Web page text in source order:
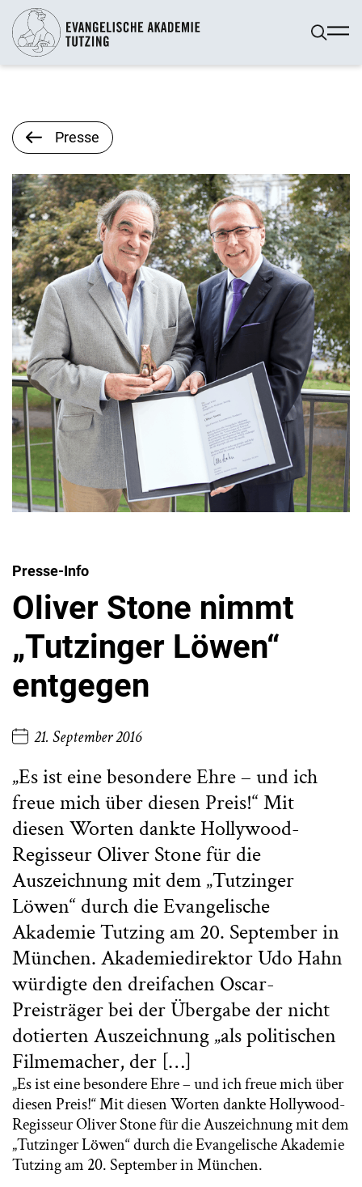
Presse
Presse-Info
Oliver Stone nimmt
„Tutzinger Löwen“
entgegen
21. September 2016
„Es ist eine besondere Ehre – und ich
freue mich über diesen Preis!“ Mit
diesen Worten dankte Hollywood-
Regisseur Oliver Stone für die
Auszeichnung mit dem „Tutzinger
Löwen“ durch die Evangelische
Akademie Tutzing am 20. September in
München. Akademiedirektor Udo Hahn
würdigte den dreifachen Oscar-
Preisträger bei der Übergabe der nicht
dotierten Auszeichnung „als politischen
Filmemacher, der […]
„Es ist eine besondere Ehre – und ich freue mich über
diesen Preis!“ Mit diesen Worten dankte Hollywood-
Regisseur Oliver Stone für die Auszeichnung mit dem
„Tutzinger Löwen“ durch die Evangelische Akademie
Tutzing am 20. September in München.